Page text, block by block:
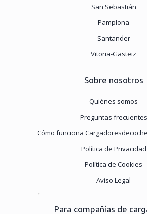
San Sebastián
Pamplona
Santander
Vitoria-Gasteiz
Sobre nosotros
Quiénes somos
Preguntas frecuentes
Cómo funciona
Política de Privacidad
Política de Cookies
Aviso Legal
Para compañías de